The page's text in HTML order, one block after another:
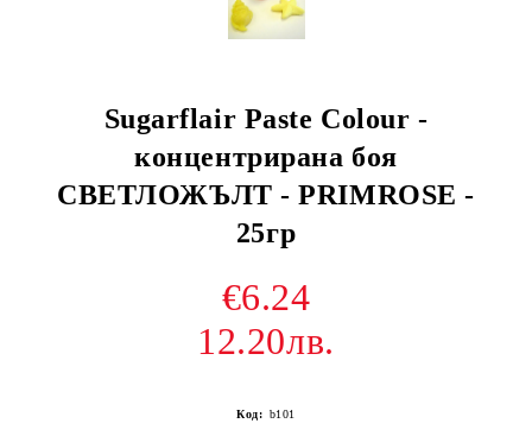
Sugarflair Paste Colour -
концентрирана боя
СВЕТЛОЖЪЛТ - PRIMROSE -
25гр
€6.24
12.20лв.
Код: b101